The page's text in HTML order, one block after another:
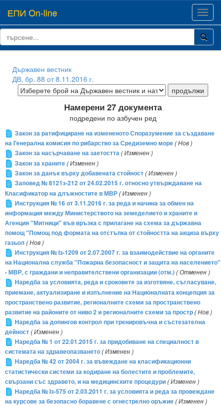
ЕПИ On-line
Държавен вестник
ДВ, бр. 88 от 8.11.2016 г.
Намерени 27 документа
подредени по азбучен ред
Закон за ратифициране на измененото Споразумение за създаване
на Генерална комисия по рибарство за Средиземно море( Нов )
Закон за насърчаване на заетостта( Изменен )
Закон за храните( Изменен )
Закон за данък върху добавената стойност( Изменен )
Заповед № 8121з-212 от 24.02.2015 г. относно утвърждаване на
Класификатор на длъжностите в МВР( Изменен )
Инструкция № 16 от 3.11.2016 г. за реда и начина за обмен на
информация между Министерството на земеделието и храните и
Агенция "Митници" във връзка с прилагане на схема за държавна
помощ "Помощ под формата на отстъпка от стойността на акциза върху
газьол ( Нов )
Инструкция № Iз-1209 от 2.07.2007 г. за взаимодействие на органите
на Национална служба "Пожарна безопасност и защита на населението"
- МВР, с граждани и неправителствени организации (отм.)( Отменен )
Наредба за условията, реда и сроковете за изготвяне, съгласуване,
приемане, актуализиране и изпълнение на Националната концепция за
пространствено развитие, регионалните схеми за пространствено
развитие на районите от ниво 2 и регионалните схеми за простр( Нов )
Наредба за допингов контрол при тренировъчна и състезателна
дейност( Изменен )
Наредба № 1 от 22.01.2015 г. за придобиване на специалност в
системата на здравеопазването( Изменен )
Наредба № 42 от 2004 г. за въвеждане на класификационни
статистически системи за кодиране на болестите и проблемите,
свързани със здравето, и на медицинските процедури( Изменен )
Наредба № Iз-575 от 2.03.2011 г. за условията и реда за провеждане
на курсове за безопасно боравене с огнестрелно оръжие( Изменен )